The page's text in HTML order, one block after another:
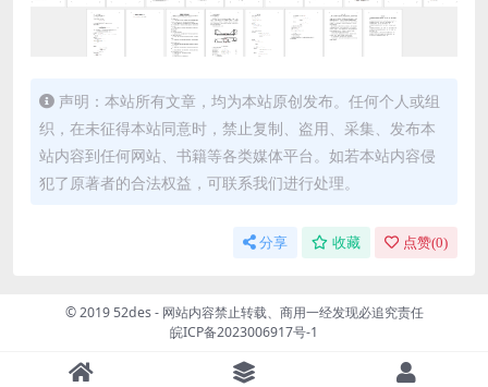
声明：本站所有文章，均为本站原创发布。任何个人或组
织，在未征得本站同意时，禁止复制、盗用、采集、发布本
站内容到任何网站、书籍等各类媒体平台。如若本站内容侵
犯了原著者的合法权益，可联系我们进行处理。
分享 收藏 点赞(0)
© 2019 52des - 网站内容禁止转载、商用一经发现必追究责任
皖ICP备2023006917号-1